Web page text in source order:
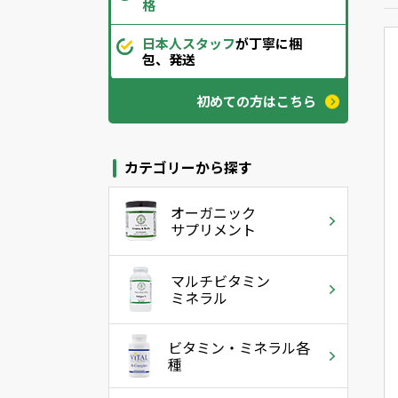
格
日本人スタッフが丁寧に梱
包、発送
初めての方はこちら
カテゴリーから探す
オーガニック
サプリメント
マルチビタミン
ミネラル
ビタミン・ミネラル各
種